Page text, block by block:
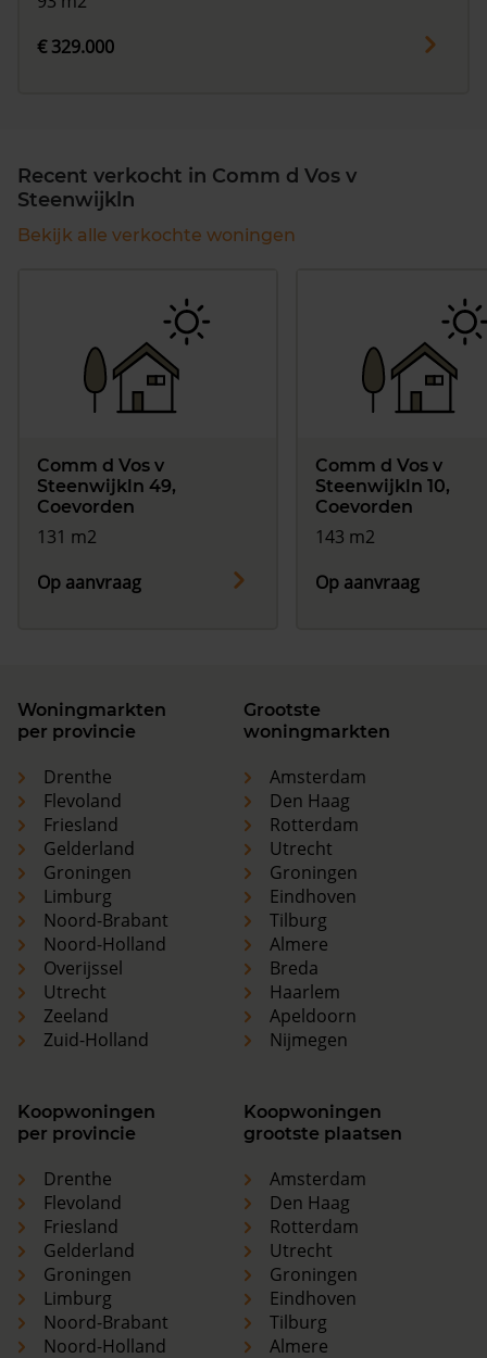
€ 329.000
Recent verkocht in Comm d Vos v
Steenwijkln
Bekijk alle verkochte woningen
Comm d Vos v
Steenwijkln 49,
Coevorden
131 m2
Op aanvraag
Comm d Vos v
Steenwijkln 10,
Coevorden
143 m2
Op aanvraag
Woningmarkten
per provincie
Drenthe
Flevoland
Friesland
Gelderland
Groningen
Limburg
Noord-Brabant
Noord-Holland
Overijssel
Utrecht
Zeeland
Zuid-Holland
Grootste
woningmarkten
Amsterdam
Den Haag
Rotterdam
Utrecht
Groningen
Eindhoven
Tilburg
Almere
Breda
Haarlem
Apeldoorn
Nijmegen
Koopwoningen
per provincie
Drenthe
Flevoland
Friesland
Gelderland
Groningen
Limburg
Noord-Brabant
Noord-Holland
Koopwoningen
grootste plaatsen
Amsterdam
Den Haag
Rotterdam
Utrecht
Groningen
Eindhoven
Tilburg
Almere